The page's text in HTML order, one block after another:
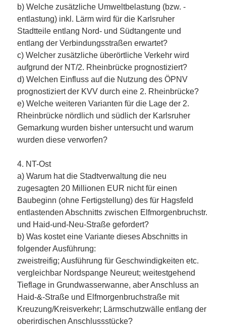
b) Welche zusätzliche Umweltbelastung (bzw. -
entlastung) inkl. Lärm wird für die Karlsruher
Stadtteile entlang Nord- und Südtangente und
entlang der Verbindungsstraßen erwartet?
c) Welcher zusätzliche überörtliche Verkehr wird
aufgrund der NT/2. Rheinbrücke prognostiziert?
d) Welchen Einfluss auf die Nutzung des ÖPNV
prognostiziert der KVV durch eine 2. Rheinbrücke?
e) Welche weiteren Varianten für die Lage der 2.
Rheinbrücke nördlich und südlich der Karlsruher
Gemarkung wurden bisher untersucht und warum
wurden diese verworfen?
4. NT-Ost
a) Warum hat die Stadtverwaltung die neu
zugesagten 20 Millionen EUR nicht für einen
Baubeginn (ohne Fertigstellung) des für Hagsfeld
entlastenden Abschnitts zwischen Elfmorgenbruchstr.
und Haid-und-Neu-Straße gefordert?
b) Was kostet eine Variante dieses Abschnitts in
folgender Ausführung:
zweistreifig; Ausführung für Geschwindigkeiten etc.
vergleichbar Nordspange Neureut; weitestgehend
Tieflage in Grundwasserwanne, aber Anschluss an
Haid-&-Straße und Elfmorgenbruchstraße mit
Kreuzung/Kreisverkehr; Lärmschutzwälle entlang der
oberirdischen Anschlussstücke?